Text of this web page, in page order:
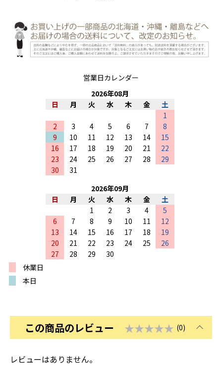
営業日カレンダー
2026年08月
日
月 火 水 木 金
土
1
2
3 4 5 6 7
8
9
10 11 12 13 14
15
16
17 18 19 20 21
22
23
24 25 26 27 28
29
30
31
2026年09月
日
月 火 水 木 金
土
1
2 3 4
5
6
7 8 9 10 11
12
13
14 15 16 17 18
19
20
21 22 23 24 25
26
27
28 29
30
休業日
本日
この商品のレビュー ★★★★★ (0)
レビューはありません。